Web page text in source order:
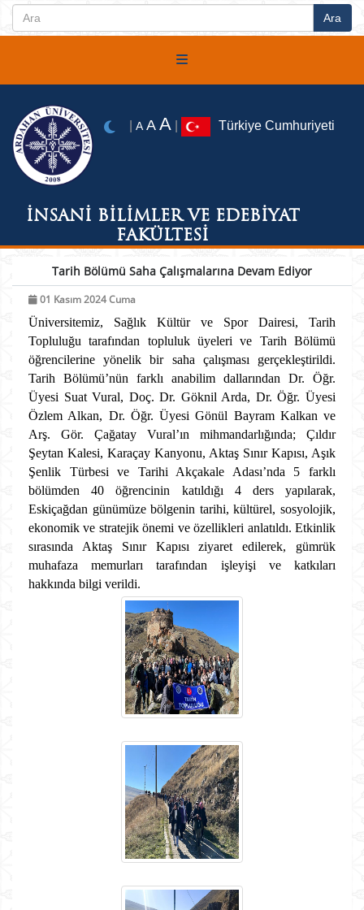
İNSANİ BİLİMLER VE EDEBİYAT
FAKÜLTESİ
A A A Türkiye Cumhuriyeti
Tarih Bölümü Saha Çalışmalarına Devam Ediyor
01 Kasım 2024 Cuma
Üniversitemiz, Sağlık Kültür ve Spor Dairesi, Tarih
Topluluğu tarafından topluluk üyeleri ve Tarih Bölümü
öğrencilerine yönelik bir saha çalışması gerçekleştirildi.
Tarih Bölümü’nün farklı anabilim dallarından Dr. Öğr.
Üyesi Suat Vural, Doç. Dr. Göknil Arda, Dr. Öğr. Üyesi
Özlem Alkan, Dr. Öğr. Üyesi Gönül Bayram Kalkan ve
Arş. Gör. Çağatay Vural’ın mihmandarlığında; Çıldır
Şeytan Kalesi, Karaçay Kanyonu, Aktaş Sınır Kapısı, Aşık
Şenlik Türbesi ve Tarihi Akçakale Adası’nda 5 farklı
bölümden 40 öğrencinin katıldığı 4 ders yapılarak,
Eskiçağdan günümüze bölgenin tarihi, kültürel, sosyolojik,
ekonomik ve stratejik önemi ve özellikleri anlatıldı. Etkinlik
sırasında Aktaş Sınır Kapısı ziyaret edilerek, gümrük
muhafaza memurları tarafından işleyişi ve katkıları
hakkında bilgi verildi.